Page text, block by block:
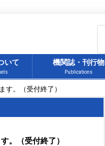
いて 機関誌・刊行物
Publications
す。（受付終了）
。（受付終了）